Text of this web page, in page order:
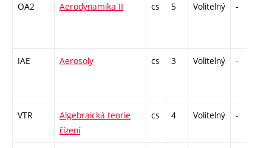
OA2 Aerodynamika II cs 5 Volitelný -
IAE Aerosoly cs 3 Volitelný -
VTR
Algebraická teorie
řízení
cs 4 Volitelný -